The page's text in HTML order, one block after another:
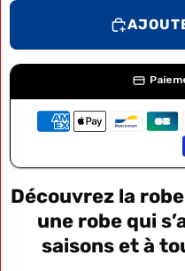
Découvrez la
une robe qui
saisons et à